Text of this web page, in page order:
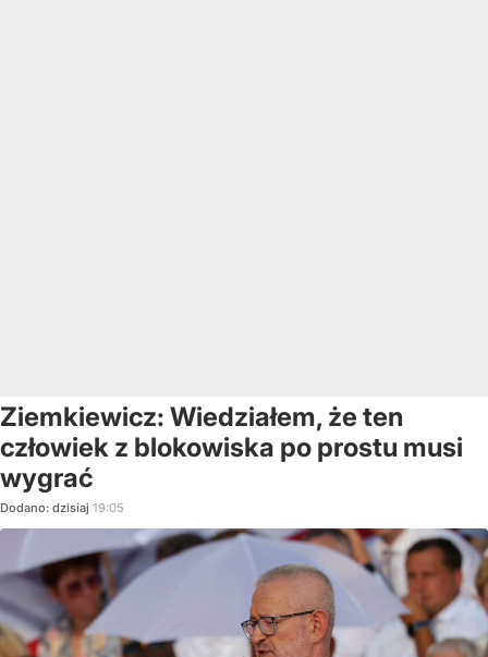
Ziemkiewicz: Wiedziałem, że ten
człowiek z blokowiska po prostu musi
wygrać
Dodano: dzisiaj 19:05